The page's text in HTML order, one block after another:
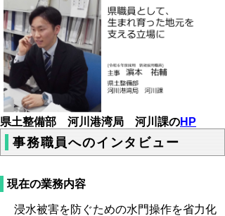
県土整備部 河川港湾局 河川課のHP
事務職員へのインタビュー
現在の業務内容
浸水被害を防ぐための水門操作を省力化